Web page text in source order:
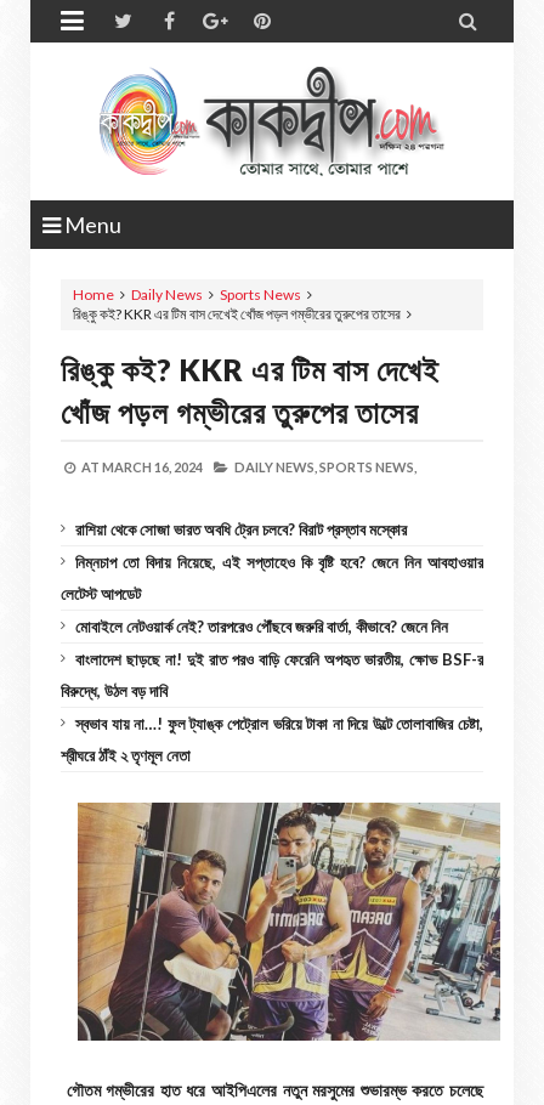
 
Menu
Home Daily News
Sports News
রিঙ্কু কই? KKR এর টিম বাস দেখেই খোঁজ পড়ল গম্ভীরের তুরুপের তাসের
রিঙ্কু কই? KKR এর টিম বাস দেখেই
খোঁজ পড়ল গম্ভীরের তুরুপের তাসের
AT MARCH 16, 2024 DAILY NEWS, SPORTS NEWS,
রাশিয়া থেকে সোজা ভারত অবধি ট্রেন চলবে? বিরাট প্রস্তাব মস্কোর
নিম্নচাপ তো বিদায় নিয়েছে, এই সপ্তাহেও কি বৃষ্টি হবে? জেনে নিন আবহাওয়ার
লেটেস্ট আপডেট
মোবাইলে নেটওয়ার্ক নেই? তারপরেও পৌঁছবে জরুরি বার্তা, কীভাবে? জেনে নিন
বাংলাদেশ ছাড়ছে না! দুই রাত পরও বাড়ি ফেরেনি অপহৃত ভারতীয়, ক্ষোভ BSF-র
বিরুদ্ধে, উঠল বড় দাবি
স্বভাব যায় না…! ফুল ট্যাঙ্ক পেট্রোল ভরিয়ে টাকা না দিয়ে উল্টে তোলাবাজির চেষ্টা,
শ্রীঘরে ঠাঁই ২ তৃণমূল নেতা
গৌতম গম্ভীরের হাত ধরে আইপিএলের নতুন মরসুমের শুভারম্ভ করতে চলেছে